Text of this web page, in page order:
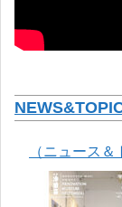
（ニュース